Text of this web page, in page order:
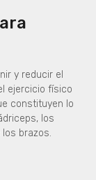
y reducir el
ejercicio físico
constituyen lo
los
brazos.